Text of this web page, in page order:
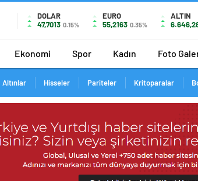
DOLAR
47,7013 0.15%
EURO
55,2163 0.35%
ALTIN
Ekonomi Spor Kadın Foto
Altınlar Hisseler Pariteler Kritoparalar